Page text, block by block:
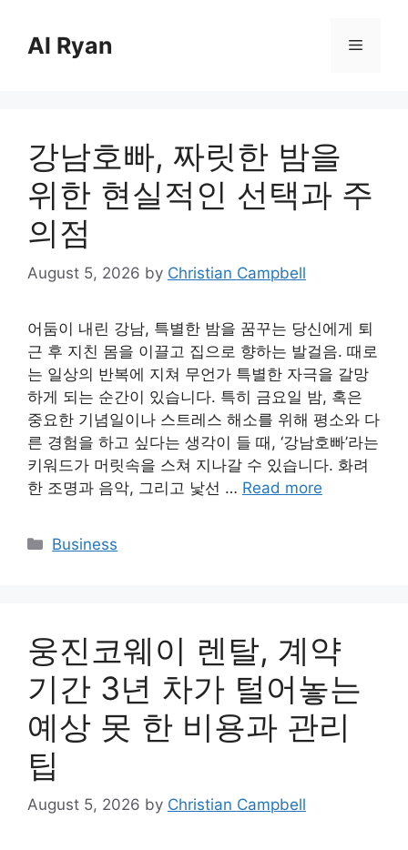
contentAl Ryan Menu
강남호빠, 짜릿한 밤을
위한 현실적인 선택과 주
의점
August 5, 2026 by Christian Campbell
어둠이 내린 강남, 특별한 밤을 꿈꾸는 당신에게 퇴
근 후 지친 몸을 이끌고 집으로 향하는 발걸음. 때로
는 일상의 반복에 지쳐 무언가 특별한 자극을 갈망
하게 되는 순간이 있습니다. 특히 금요일 밤, 혹은
중요한 기념일이나 스트레스 해소를 위해 평소와 다
른 경험을 하고 싶다는 생각이 들 때, ‘강남호빠’라는
키워드가 머릿속을 스쳐 지나갈 수 있습니다. 화려
한 조명과 음악, 그리고 낯선 … Read more
Categories
Business
웅진코웨이 렌탈, 계약
기간 3년 차가 털어놓는
예상 못 한 비용과 관리
팁
August 5, 2026 by Christian Campbell